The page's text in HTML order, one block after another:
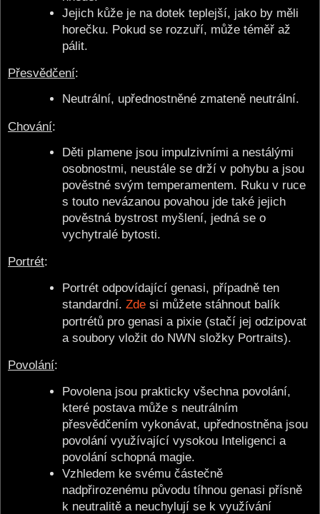
Jejich kůže je na dotek teplejší, jako by měli
horečku. Pokud se rozzuří, může téměř až
pálit.
Přesvědčení:
Neutrální, upřednostněné zmateně neutrální.
Chování:
Děti plamene jsou impulzivními a nestálými
osobnostmi, neustále se drží v pohybu a jsou
pověstné svým temperamentem. Ruku v ruce
s touto nevázanou povahou jde také jejich
pověstná bystrost myšlení, jedná se o
vychytralé bytosti.
Portrét:
Portrét odpovídající genasi, případně ten
standardní.Zde si můžete stáhnout balík
portrétů pro genasi a pixie (stačí jej odzipovat
a soubory vložit do NWN složky Portraits).
Povolání:
Povolena jsou prakticky všechna povolání,
které postava může s neutrálním
přesvědčením vykonávat, upřednostněna jsou
povolání využívající vysokou Inteligenci a
povolání schopná magie.
Vzhledem ke svému částečně
nadpřirozenému původu tíhnou genasi přísně
k neutralitě a neuchylují se k využívání